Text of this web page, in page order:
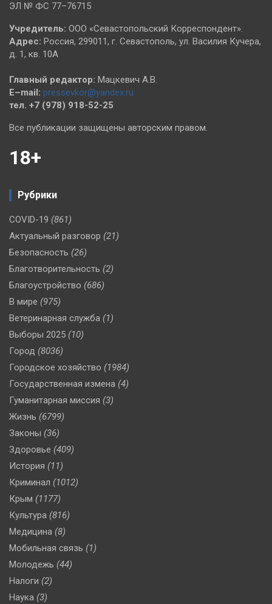
ЭЛ № ФС 77–76715
Учредитель: ООО «Севастопольский Корреспондент».
Адрес: Россия, 299011, г. Севастополь, ул. Василия Кучера,
д. 1, кв. 10А
Главный редактор: Мацкевич А.В.
E–mail: pressevkor@yandex.ru
тел. +7 (978) 918-52-25
Все публикации защищены авторским правом.
18+
Рубрики
COVID-19 (861)
Актуальный разговор (21)
Безопасность (26)
Благотворительность (2)
Благоустройство (686)
В мире (975)
Ветеринарная служба (1)
Выборы 2025 (10)
Город (8036)
Городское хозяйство (1984)
Государственная измена (4)
Гуманитарная миссия (3)
Жизнь (6799)
Законы (36)
Здоровье (409)
История (11)
Криминал (1012)
Крым (1177)
Культура (816)
Медицина (8)
Мобильная связь (1)
Молодежь (44)
Налоги (2)
Наука (3)